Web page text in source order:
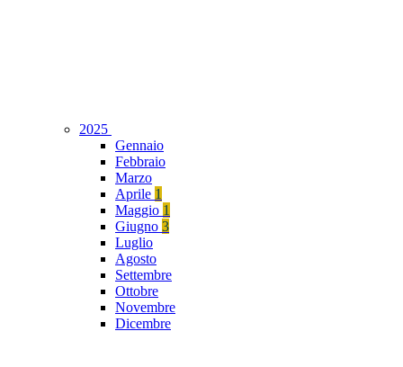
2025
Gennaio
Febbraio
Marzo
Aprile 1
Maggio 1
Giugno 3
Luglio
Agosto
Settembre
Ottobre
Novembre
Dicembre